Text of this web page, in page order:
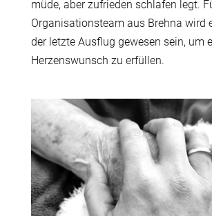
müde, aber zufrieden schlafen legt.
Organisationsteam aus Brehna wird
der letzte Ausflug gewesen sein, um
Herzenswunsch zu erfüllen.